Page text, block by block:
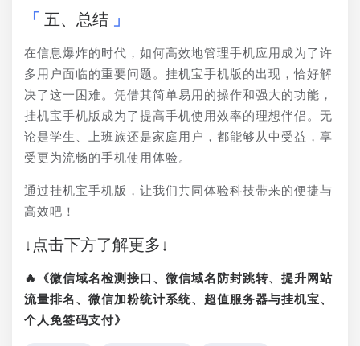
五、总结
在信息爆炸的时代，如何高效地管理手机应用成为了许
多用户面临的重要问题。挂机宝手机版的出现，恰好解
决了这一困难。凭借其简单易用的操作和强大的功能，
挂机宝手机版成为了提高手机使用效率的理想伴侣。无
论是学生、上班族还是家庭用户，都能够从中受益，享
受更为流畅的手机使用体验。
通过挂机宝手机版，让我们共同体验科技带来的便捷与
高效吧！
↓点击下方了解更多↓
🔥《微信域名检测接口、微信域名防封跳转、提升网站
流量排名、微信加粉统计系统、超值服务器与挂机宝、
个人免签码支付》